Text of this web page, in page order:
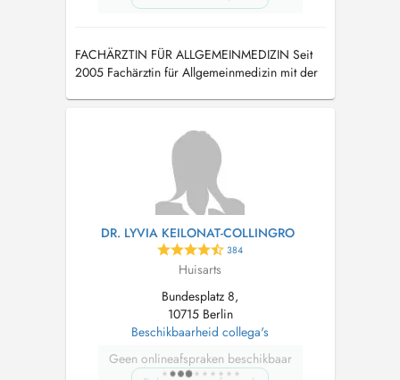
FACHÄRZTIN FÜR ALLGEMEINMEDIZIN Seit
2005 Fachärztin für Allgemeinmedizin mit der
DR. LYVIA KEILONAT-COLLINGRO
384
Huisarts
Bundesplatz 8,
10715 Berlin
Beschikbaarheid collega's
Geen onlineafspraken beschikbaar